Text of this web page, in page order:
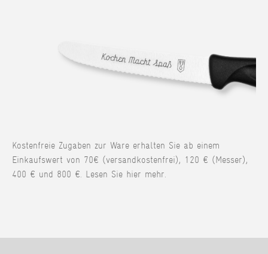
Kostenfreie Zugaben zur Ware erhalten Sie ab einem
Einkaufswert von 70€ (versandkostenfrei), 120 € (Messer),
400 € und 800 €. Lesen Sie hier mehr.